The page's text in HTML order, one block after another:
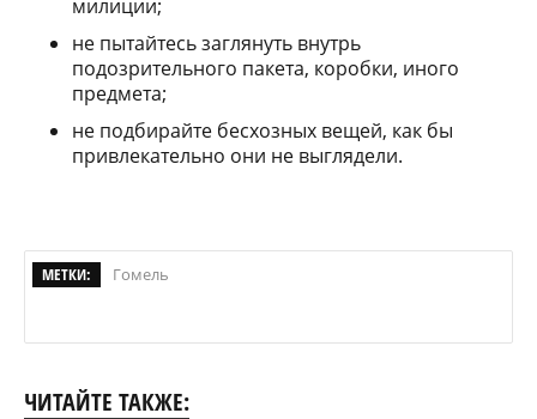
милиции;
не пытайтесь заглянуть внутрь
подозрительного пакета, коробки, иного
предмета;
не подбирайте бесхозных вещей, как бы
привлекательно они не выглядели.
МЕТКИ: Гомель
ЧИТАЙТЕ ТАКЖЕ: